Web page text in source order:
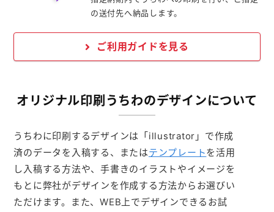
の送付先へ納品します。
ご利用ガイドを見る
オリジナル印刷うちわのデザインについて
うちわに印刷するデザインは「illustrator」で作成
済のデータを入稿する、またはテンプレートを活用
し入稿する方法や、手書きのイラストやイメージを
もとに弊社がデザインを作成する方法からお選びい
ただけます。また、WEB上でデザインできるお試